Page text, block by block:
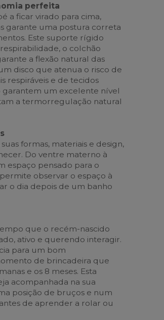
perfeita
a ficar virado para cima,
garante uma postura correta
Este suporte rígido
o colchão
a flexão natural das
disco que atenua o risco de
respiráveis e de tecidos
um excelente nível
a termorregulação natural
formas, materiais e design,
Do ventre materno à
espaço pensado para o
observar o espaço à
o dia depois de um banho
que o recém-nascido
ativo e querendo interagir.
para um bom
de brincadeira que
e os 8 meses. Esta
acompanhada na sua
posição de bruços e num
de aprender a rolar ou